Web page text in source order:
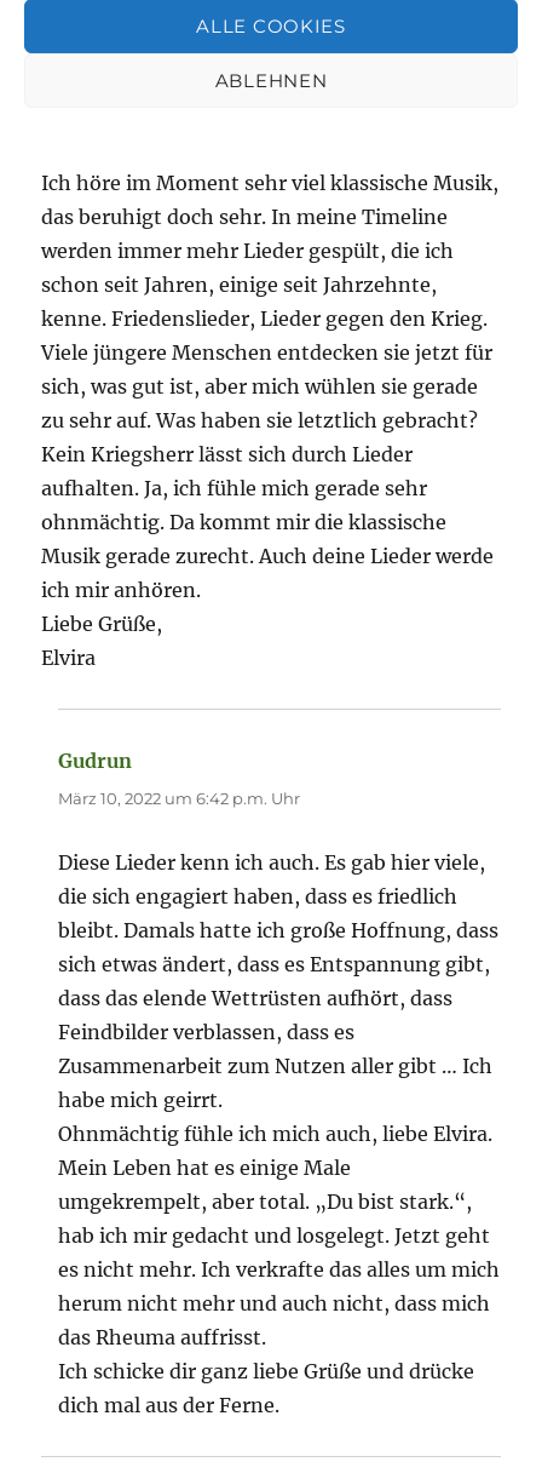
ALLE COOKIES
ABLEHNEN
Ich höre im Moment sehr viel klassische Musik,
das beruhigt doch sehr. In meine Timeline
werden immer mehr Lieder gespült, die ich
schon seit Jahren, einige seit Jahrzehnte,
kenne. Friedenslieder, Lieder gegen den Krieg.
Viele jüngere Menschen entdecken sie jetzt für
sich, was gut ist, aber mich wühlen sie gerade
zu sehr auf. Was haben sie letztlich gebracht?
Kein Kriegsherr lässt sich durch Lieder
aufhalten. Ja, ich fühle mich gerade sehr
ohnmächtig. Da kommt mir die klassische
Musik gerade zurecht. Auch deine Lieder werde
ich mir anhören.
Liebe Grüße,
Elvira
Gudrun
März 10, 2022 um 6:42 p.m. Uhr
Diese Lieder kenn ich auch. Es gab hier viele,
die sich engagiert haben, dass es friedlich
bleibt. Damals hatte ich große Hoffnung, dass
sich etwas ändert, dass es Entspannung gibt,
dass das elende Wettrüsten aufhört, dass
Feindbilder verblassen, dass es
Zusammenarbeit zum Nutzen aller gibt … Ich
habe mich geirrt.
Ohnmächtig fühle ich mich auch, liebe Elvira.
Mein Leben hat es einige Male
umgekrempelt, aber total. „Du bist stark.“,
hab ich mir gedacht und losgelegt. Jetzt geht
es nicht mehr. Ich verkrafte das alles um mich
herum nicht mehr und auch nicht, dass mich
das Rheuma auffrisst.
Ich schicke dir ganz liebe Grüße und drücke
dich mal aus der Ferne.